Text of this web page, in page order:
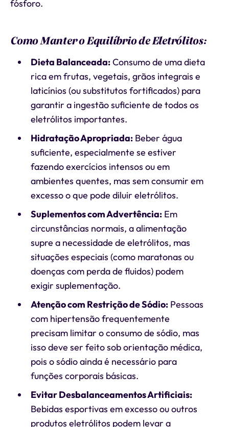
fósforo.
Como Manter o Equilíbrio de Eletrólitos:
Dieta Balanceada:Consumo de uma dieta
rica em frutas, vegetais, grãos integrais e
laticínios (ou substitutos fortificados) para
garantir a ingestão suficiente de todos os
eletrólitos importantes.
Hidratação Apropriada:Beber água
suficiente, especialmente se estiver
fazendo exercícios intensos ou em
ambientes quentes, mas sem consumir em
excesso o que pode diluir eletrólitos.
Suplementos com Advertência:Em
circunstâncias normais, a alimentação
supre a necessidade de eletrólitos, mas
situações especiais (como maratonas ou
doenças com perda de fluidos) podem
exigir suplementação.
Atenção com Restrição de Sódio:Pessoas
com hipertensão frequentemente
precisam limitar o consumo de sódio, mas
isso deve ser feito sob orientação médica,
pois o sódio ainda é necessário para
funções corporais básicas.
Evitar Desbalanceamentos Artificiais:
Bebidas esportivas em excesso ou outros
produtos eletrólitos podem levar a